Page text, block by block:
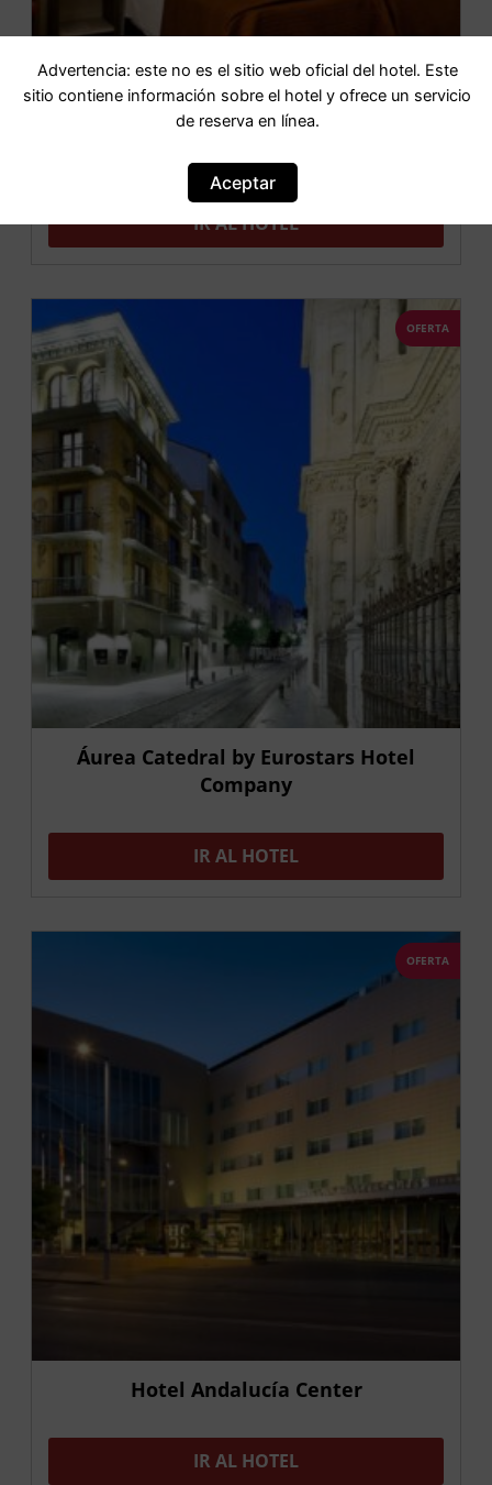
IR AL HOTEL
OFERTA
Áurea Catedral by Eurostars Hotel
Company
IR AL HOTEL
OFERTA
Hotel Andalucía Center
IR AL HOTEL
Advertencia: este no es el sitio web oficial del hotel. Este
sitio contiene información sobre el hotel y ofrece un servicio
de reserva en línea.
Aceptar